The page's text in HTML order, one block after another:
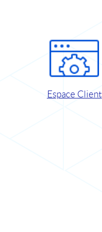
Espace Client